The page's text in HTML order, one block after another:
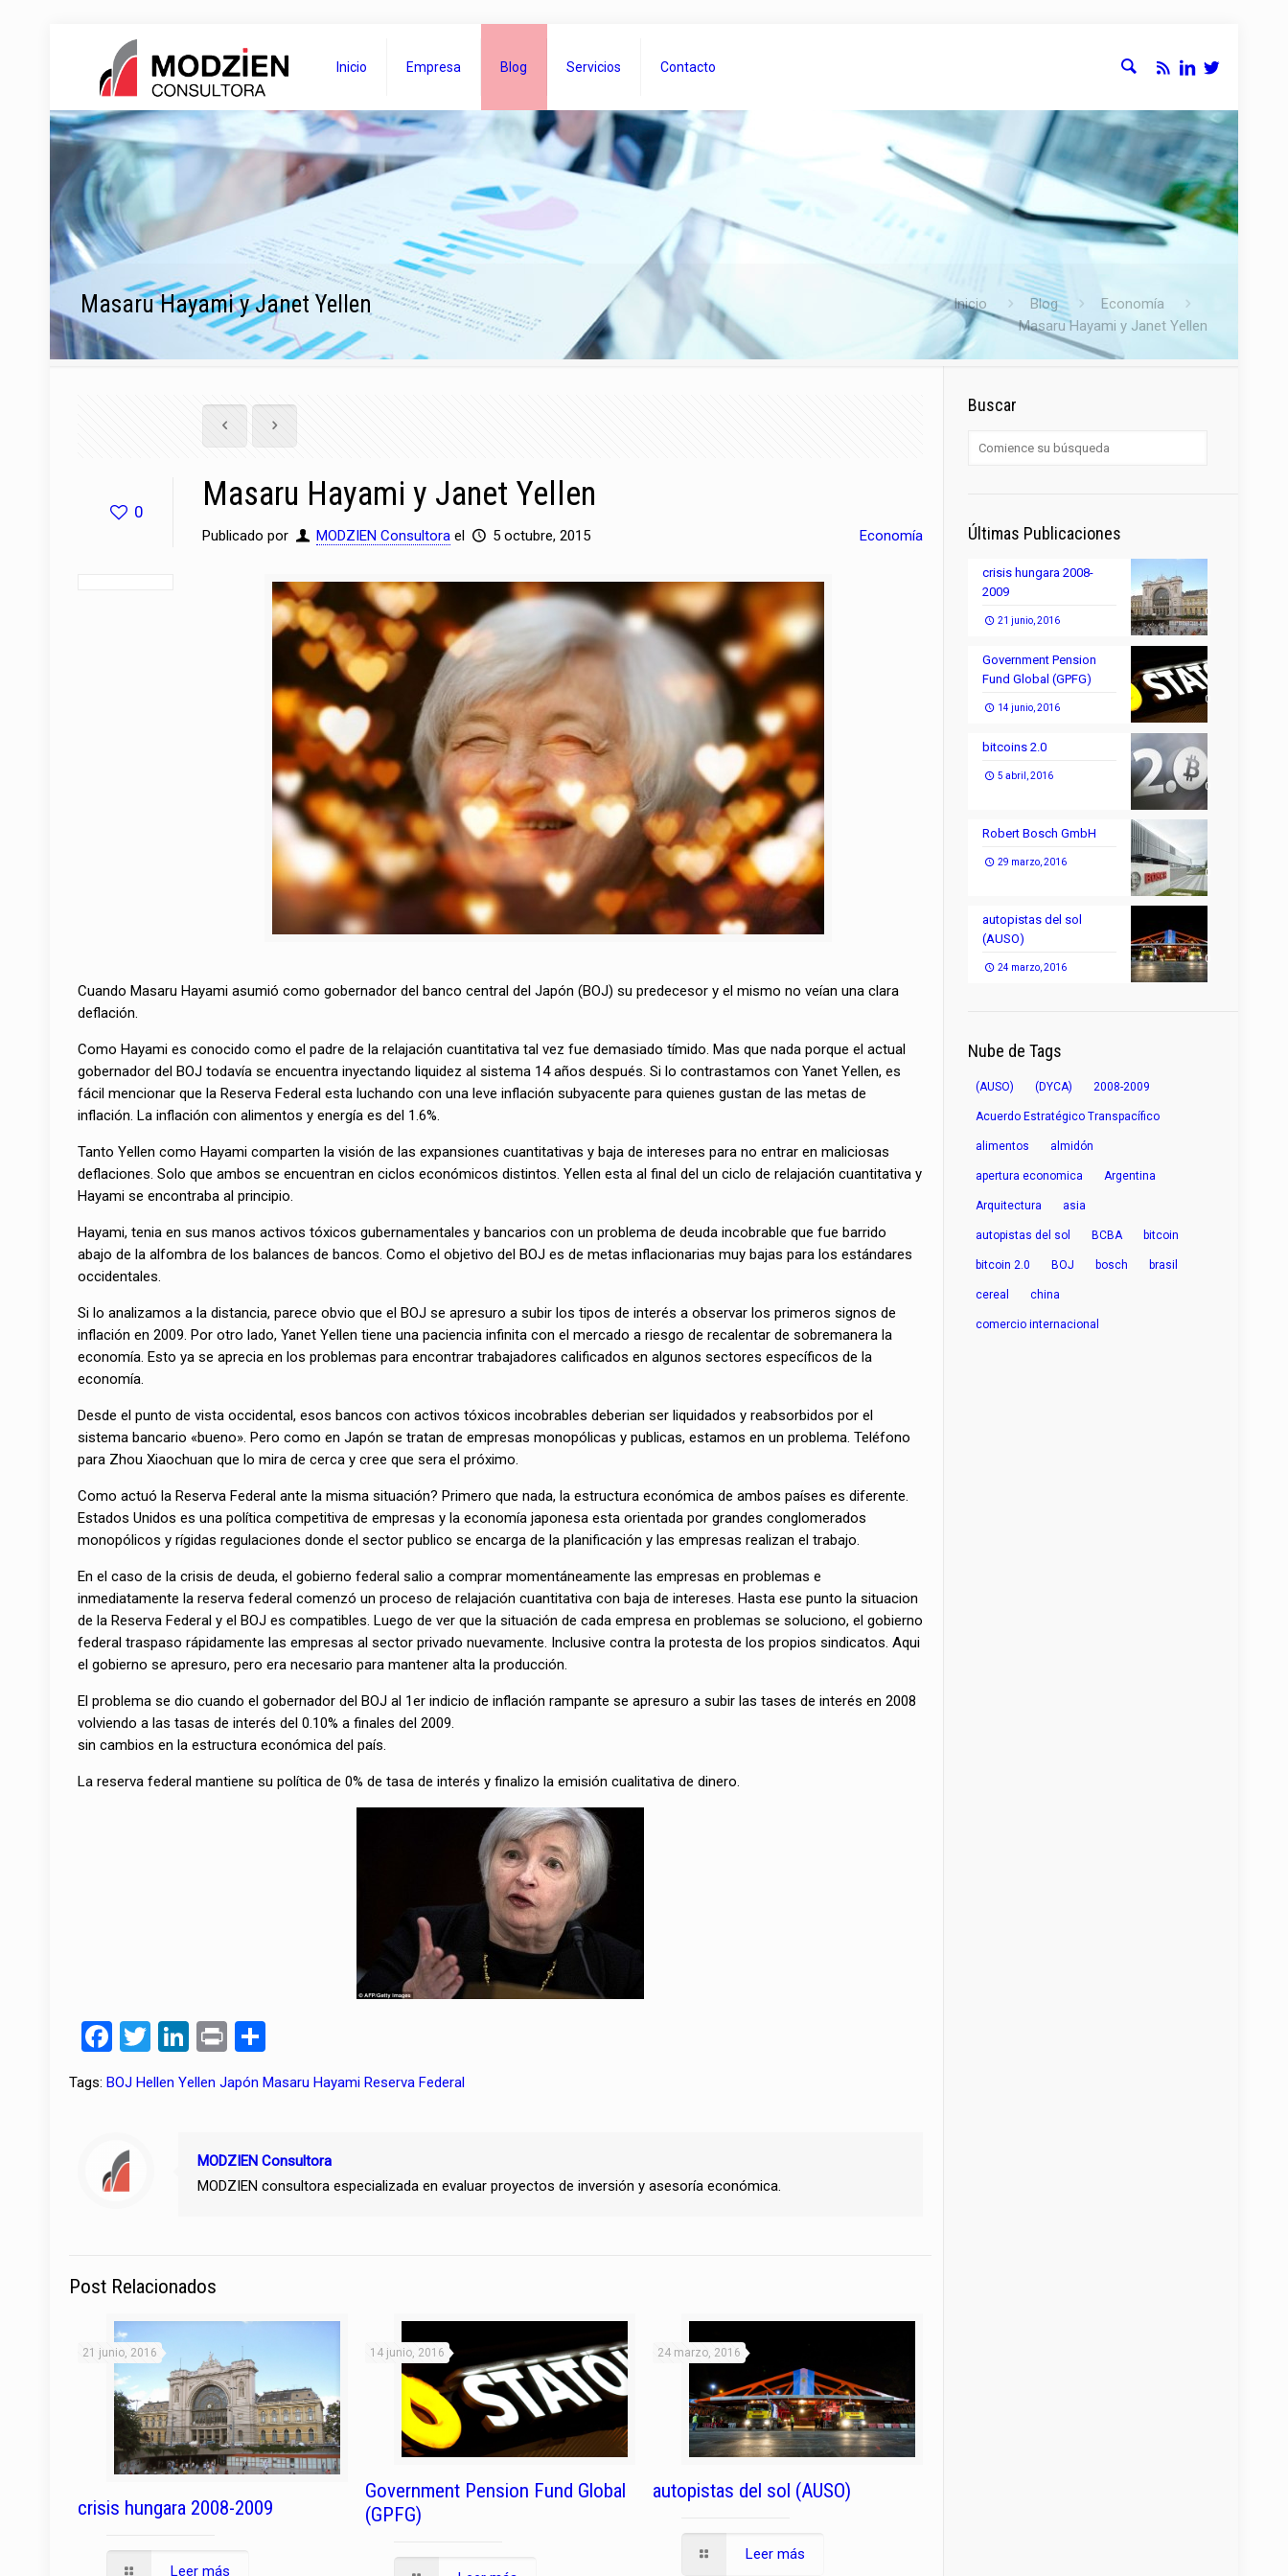
Inicio Empresa Blog Servicios Contacto
Masaru Hayami y Janet Yellen Inicio Blog
Economía
Masaru Hayami y Janet Yellen
0 Masaru Hayami y Janet Yellen
Publicado por MODZIEN Consultora el 5 octubre, 2015 Economía
Cuando Masaru Hayami asumió como gobernador del banco central del Japón (BOJ) su predecesor y el mismo no veían una clara
deflación.
Como Hayami es conocido como el padre de la relajación cuantitativa tal vez fue demasiado tímido. Mas que nada porque el actual
gobernador del BOJ todavía se encuentra inyectando liquidez al sistema 14 años después. Si lo contrastamos con Yanet Yellen, es
fácil mencionar que la Reserva Federal esta luchando con una leve inflación subyacente para quienes gustan de las metas de
inflación. La inflación con alimentos y energía es del 1.6%.
Tanto Yellen como Hayami comparten la visión de las expansiones cuantitativas y baja de intereses para no entrar en maliciosas
deflaciones. Solo que ambos se encuentran en ciclos económicos distintos. Yellen esta al final del un ciclo de relajación cuantitativa y
Hayami se encontraba al principio.
Hayami, tenia en sus manos activos tóxicos gubernamentales y bancarios con un problema de deuda incobrable que fue barrido
abajo de la alfombra de los balances de bancos. Como el objetivo del BOJ es de metas inflacionarias muy bajas para los estándares
occidentales.
Si lo analizamos a la distancia, parece obvio que el BOJ se apresuro a subir los tipos de interés a observar los primeros signos de
inflación en 2009. Por otro lado, Yanet Yellen tiene una paciencia infinita con el mercado a riesgo de recalentar de sobremanera la
economía. Esto ya se aprecia en los problemas para encontrar trabajadores calificados en algunos sectores específicos de la
economía.
Desde el punto de vista occidental, esos bancos con activos tóxicos incobrables deberian ser liquidados y reabsorbidos por el
sistema bancario «bueno». Pero como en Japón se tratan de empresas monopólicas y publicas, estamos en un problema. Teléfono
para Zhou Xiaochuan que lo mira de cerca y cree que sera el próximo.
Como actuó la Reserva Federal ante la misma situación? Primero que nada, la estructura económica de ambos países es diferente.
Estados Unidos es una política competitiva de empresas y la economía japonesa esta orientada por grandes conglomerados
monopólicos y rígidas regulaciones donde el sector publico se encarga de la planificación y las empresas realizan el trabajo.
En el caso de la crisis de deuda, el gobierno federal salio a comprar momentáneamente las empresas en problemas e
inmediatamente la reserva federal comenzó un proceso de relajación cuantitativa con baja de intereses. Hasta ese punto la situacion
de la Reserva Federal y el BOJ es compatibles. Luego de ver que la situación de cada empresa en problemas se soluciono, el gobierno
federal traspaso rápidamente las empresas al sector privado nuevamente. Inclusive contra la protesta de los propios sindicatos. Aqui
el gobierno se apresuro, pero era necesario para mantener alta la producción.
El problema se dio cuando el gobernador del BOJ al 1er indicio de inflación rampante se apresuro a subir las tases de interés en 2008
volviendo a las tasas de interés del 0.10% a finales del 2009.
sin cambios en la estructura económica del país.
La reserva federal mantiene su política de 0% de tasa de interés y finalizo la emisión cualitativa de dinero.
Facebook
Twitter
LinkedIn
Print
Tags: BOJ Hellen Yellen Japón Masaru Hayami Reserva Federal
MODZIEN Consultora
MODZIEN consultora especializada en evaluar proyectos de inversión y asesoría económica.
Post Relacionados
21 junio, 2016
crisis hungara 2008-2009
Leer más
14 junio, 2016
Government Pension Fund Global
(GPFG)
24 marzo, 2016
autopistas del sol (AUSO)
Leer más
Buscar
Últimas Publicaciones
0
crisis hungara 2008-
2009
21 junio, 2016
0
Government Pension
Fund Global (GPFG)
14 junio, 2016
0
bitcoins 2.0
5 abril, 2016
0
Robert Bosch GmbH
29 marzo, 2016
0
autopistas del sol
(AUSO)
24 marzo, 2016
Nube de Tags
(AUSO) (DYCA) 2008-2009
Acuerdo Estratégico Transpacífico
alimentos almidón
apertura economica Argentina
Arquitectura asia
autopistas del sol BCBA bitcoin
bitcoin 2.0 BOJ bosch brasil
cereal china
comercio internacional